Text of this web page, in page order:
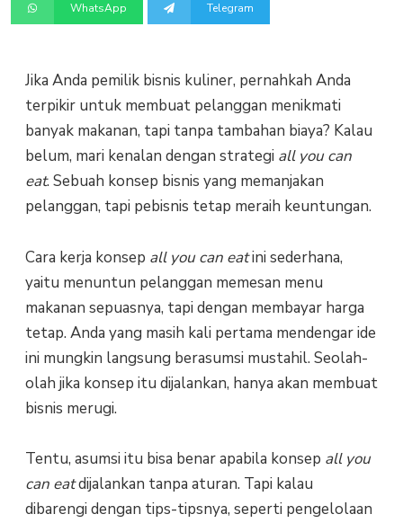
WhatsApp Telegram
Jika Anda pemilik bisnis kuliner, pernahkah Anda
terpikir untuk membuat pelanggan menikmati
banyak makanan, tapi tanpa tambahan biaya? Kalau
belum, mari kenalan dengan strategi all you can
eat. Sebuah konsep bisnis yang memanjakan
pelanggan, tapi pebisnis tetap meraih keuntungan.
Cara kerja konsep all you can eatini sederhana,
yaitu menuntun pelanggan memesan menu
makanan sepuasnya, tapi dengan membayar harga
tetap. Anda yang masih kali pertama mendengar ide
ini mungkin langsung berasumsi mustahil. Seolah-
olah jika konsep itu dijalankan, hanya akan membuat
bisnis merugi.
Tentu, asumsi itu bisa benar apabila konsep all you
can eatdijalankan tanpa aturan. Tapi kalau
dibarengi dengan tips-tipsnya, seperti pengelolaan